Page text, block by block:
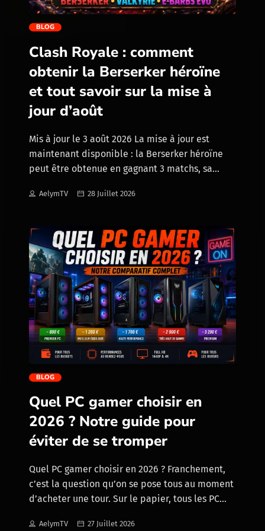
l’édition la plus complète. 79,99 € Édition
Standard de GTA 6 99,99 € Édition Ultime de
GTA 6 Voir GTA […]
trending_flat
BLOG
Clash Royale : comment
obtenir la Berserker héroïne
et tout savoir sur la mise à
jour d’août
Mis à jour le 3 août 2026 La mise à jour est
maintenant disponible : la Berserker héroïne
peut être obtenue en gagnant 3 matchs, sa
Valkyrie héroïne est bien dans le Pass Royale
d’élite évolués peuvent être débloqués avec 6
fragments joker d’évolution. Clash Royale repart
très fort avec ses nouvelles cartes. La mise à
jour d’août apporte une vraie vague de
nouveautés avec la Berserker héroïne, la
Valkyrie héroïne, les Barbares d’élite évolués et
la Ligue Chaos de Ken. Et cette fois, on n’est
plus seulement sur une annonce à surveiller :
les premières conditions de déblocage sont là.
La Berserker est obtenable gratuitement en
gagnant 3 matchs, la Valkyrie passe par le Pass
[…]
AelymTV 28 Juillet 2026
trending_flat
BLOG
Quel PC gamer choisir en
2026 ? Notre guide pour
éviter de se tromper
Quel PC gamer choisir en 2026 ? Franchement,
c’est la question qu’on se pose tous au moment
d’acheter une tour. Sur le papier, tous les PC
“streaming” et des grosses performances. Mais
AelymTV 27 Juillet 2026